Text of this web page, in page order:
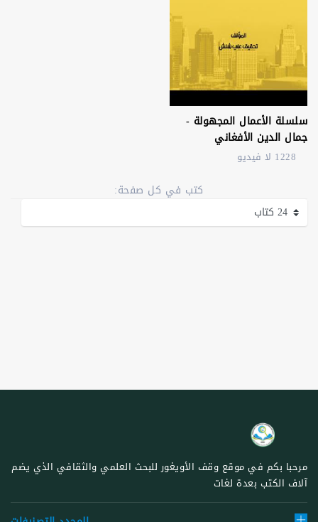
سلسلة الأعمال المجهولة -
جمال الدين الأفغاني
1228 لا فيديو
كتب في كل صفحة:
مرحبا بكم في موقع وقف الأويغور للبحث العلمي والثقافي الذي يضم
آلاف الكتب بعدة لغات